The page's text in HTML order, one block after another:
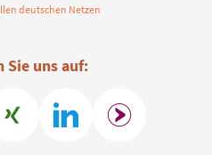
deutschen Netzen
Sie uns auf: